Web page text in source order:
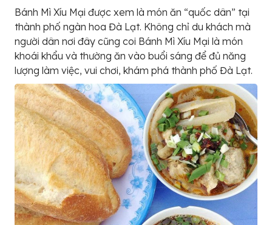
Bánh Mì Xíu Mại được xem là món ăn “quốc dân” tại
thành phố ngàn hoa Đà Lạt. Không chỉ du khách mà
người dân nơi đây cũng coi Bánh Mì Xíu Mại là món
khoái khẩu và thường ăn vào buổi sáng để đủ năng
lượng làm việc, vui chơi, khám phá thành phố Đà Lạt.